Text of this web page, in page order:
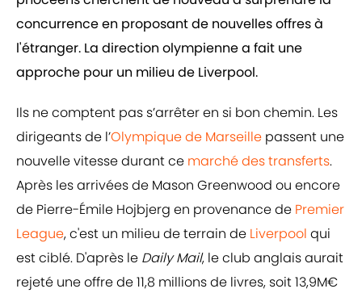
concurrence en proposant de nouvelles offres à
l'étranger. La direction olympienne a fait une
approche pour un milieu de Liverpool.
Ils ne comptent pas s’arrêter en si bon chemin. Les
dirigeants de l’Olympique de Marseille passent une
nouvelle vitesse durant ce marché des transferts.
Après les arrivées de Mason Greenwood ou encore
de Pierre-Émile Hojbjerg en provenance de Premier
League, c'est un milieu de terrain de Liverpool qui
est ciblé. D'après le Daily Mail, le club anglais aurait
rejeté une offre de 11,8 millions de livres, soit 13,9M€